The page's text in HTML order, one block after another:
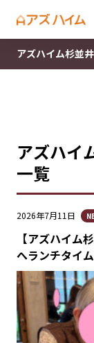
アズハイム杉並
アズハイ
一覧
2026年7月11日
【アズハイム
へランチタイム